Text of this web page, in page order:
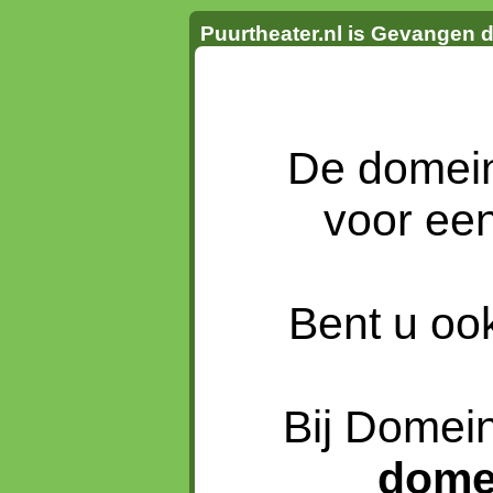
Puurtheater.nl is Gevangen
De
voor
Bent u
Bij